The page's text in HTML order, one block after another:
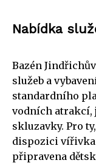
Nabídka
Bazén
služeb a
standardního
vodních atrakcí,
skluzavky. Pro
dispozici vířivka
připravena